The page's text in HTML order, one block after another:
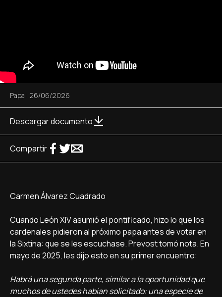
Papa | 26/06/2026
Descargar documento
Compartir
Carmen Álvarez Cuadrado
Cuando León XIV asumió el pontificado, hizo lo que los
cardenales pidieron al próximo papa antes de votar en
la Sixtina: que se les escuchase. Prevost tomó nota. En
mayo de 2025, les dijo esto en su primer encuentro:
Habrá una segunda parte, similar a la oportunidad que
muchos de ustedes habían solicitado: una especie de